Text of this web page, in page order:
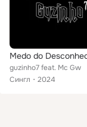
Medo do
guzinho7 feat. Mc Gw
Сингл
2024